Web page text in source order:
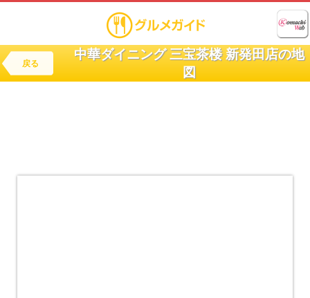
戻る
中華ダイニング 三宝茶楼 新発田店の地
図